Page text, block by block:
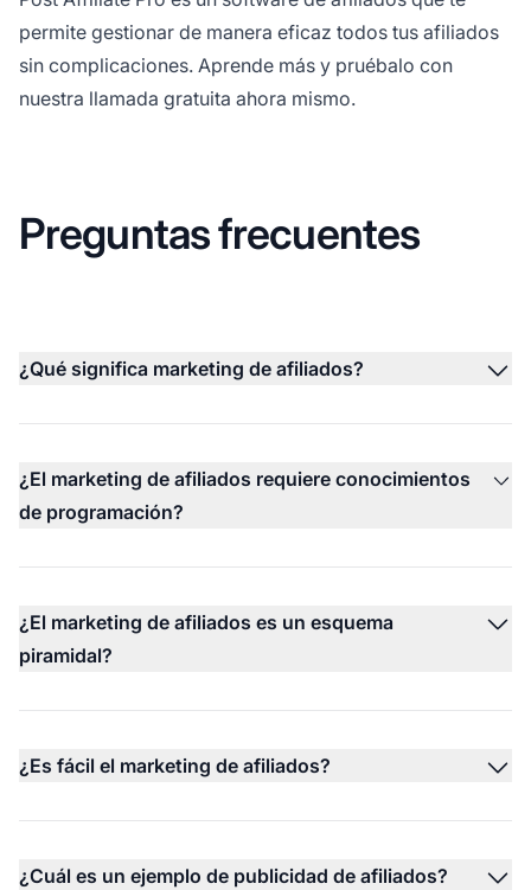
permite gestionar de manera eficaz todos tus afiliados
sin complicaciones. Aprende más y pruébalo con
nuestra llamada gratuita ahora mismo.
Preguntas frecuentes
¿Qué significa marketing de afiliados?
¿El marketing de afiliados requiere conocimientos
de programación?
¿El marketing de afiliados es un esquema
piramidal?
¿Es fácil el marketing de afiliados?
¿Cuál es un ejemplo de publicidad de afiliados?